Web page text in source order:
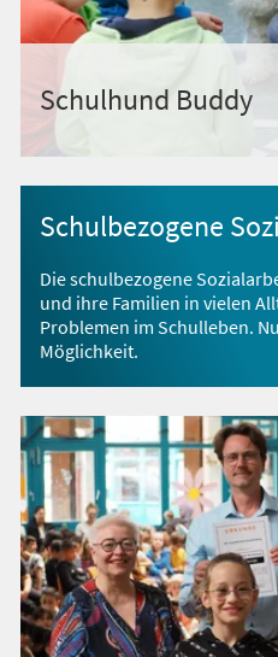
Schulhund Buddy
Schulbezogene
Die schulbezogene
und ihre Familien in vielen
Problemen im Schulleben.
Möglichkeit.